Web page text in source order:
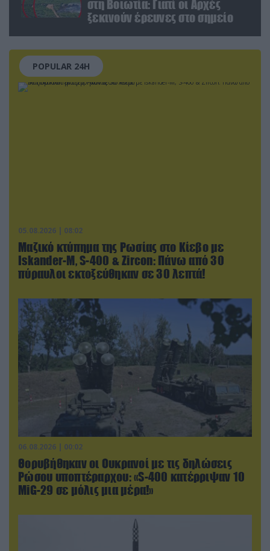
στη Βοιωτία: Γιατί οι Αρχές
ξεκινούν έρευνες στο σημείο
POPULAR 24H
05.08.2026 | 08:02
Μαζικό κτύπημα της Ρωσίας στο Κίεβο με
Iskander-Μ, S-400 & Zircon: Πάνω από 30
πύραυλοι εκτοξεύθηκαν σε 30 λεπτά!
06.08.2026 | 00:02
Θορυβήθηκαν οι Ουκρανοί με τις δηλώσεις
Ρώσου υποπτέραρχου: «S-400 κατέρριψαν 10
MiG-29 σε μόλις μια μέρα!»